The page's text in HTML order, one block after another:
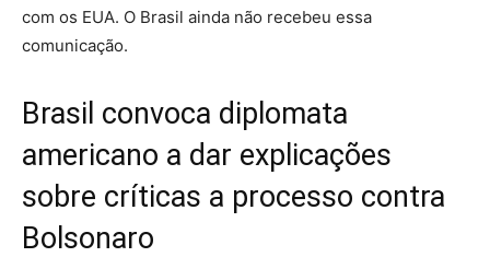
com os EUA. O Brasil ainda não recebeu essa
comunicação.
Brasil convoca diplomata
americano a dar explicações
sobre críticas a processo contra
Bolsonaro